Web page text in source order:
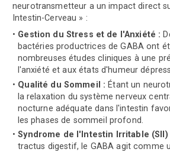
neurotransmetteur a un impact direct
Intestin-Cerveau » :
Gestion du Stress et de l'Anxiété :
bactéries productrices de GABA ont
nombreuses études cliniques à une
l'anxiété et aux états d'humeur
Qualité du Sommeil : Étant un
la relaxation du système nerveux
nocturne adéquate dans l'intestin
les phases de sommeil profond.
Syndrome de l'Intestin Irritable (SII)
tractus digestif, le GABA agit comme